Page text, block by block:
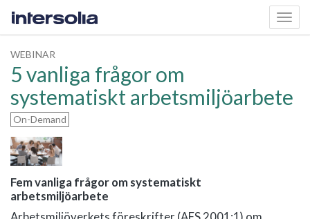
WEBINAR
5 vanliga frågor om
systematiskt arbetsmiljöarbete
On-Demand
Fem vanliga frågor om systematiskt
arbetsmiljöarbete